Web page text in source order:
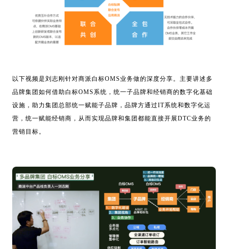
以下视频是刘志刚针对商派白标OMS业务做的深度分享。主要讲述多
品牌集团如何借助白标OMS系统，统一子品牌和经销商的数字化基础
设施，助力集团总部统一赋能子品牌，品牌方通过IT系统和数字化运
营，统一赋能经销商，从而实现品牌和集团都能直接开展DTC业务的
营销目标。